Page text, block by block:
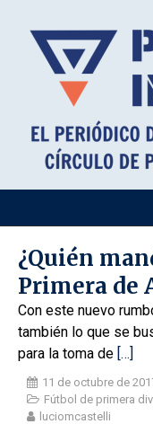
¿Quién
Primera de
Con este nuevo
también lo que se
para la toma de […]
11 de octubre de
Fútbol de primera
luciomcastelli